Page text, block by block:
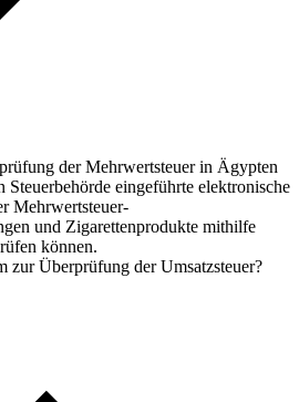
der Mehrwertsteuer in Ägypten
Steuerbehörde eingeführte elektronische
Mehrwertsteuer-
und Zigarettenprodukte mithilfe
können.
zur Überprüfung der Umsatzsteuer?